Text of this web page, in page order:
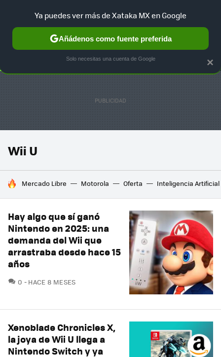
SELECCIÓN GAMING HOME AUTO TERRITORIO
Wii U
HOY SE HABLA DE
Mercado Libre Motorola Oferta Inteligencia Artificial
Hay algo que sí ganó
Nintendo en 2025: una
demanda del Wii que
arrastraba desde hace 15
años
0 COMENTARIOS
HACE 8 MESES
Xenoblade Chronicles X,
la joya de Wii U llega a
Nintendo Switch y ya
×
Ya puedes ver más de Xataka MX en Google
Añádenos como fuente preferida
Solo necesitas una cuenta de Google